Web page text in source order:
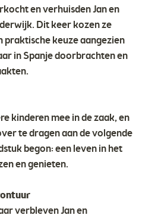
en verhuisden Jan en
Dit keer kozen ze
keuze aangezien
in Spanje doorbrachten en
kinderen mee in de zaak, en
te dragen aan de volgende
begon: een leven in het
en genieten.
verbleven Jan en